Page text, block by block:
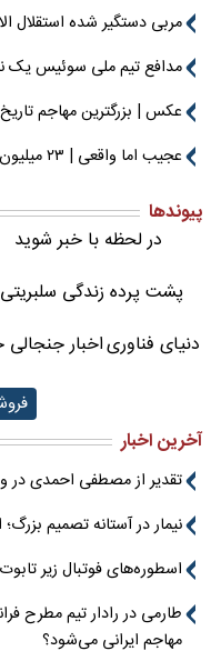
مربی دستگیر شده استقلال
مدافع تیم ملی سوئیس یک
عکس | بزرگترین مهاجم
عجیب اما واقعی | ۲۳ میلیون امضا برای اخراج امباپه
پیوندها
در لحظه با خبر شوید
پشت پرده زندگی
دنیای فناوریاخبار
آخرین اخبار
تقدیر از مصطفی احمدی در
نیمار در آستانه تصمیم
اسطوره‌های فوتبال زیر
طارمی در رادار تیم مطرح
مهاجم ایرانی می‌شود؟